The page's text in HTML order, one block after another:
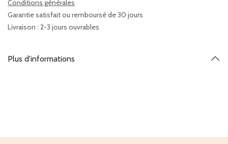
Conditions générales
Garantie satisfait ou remboursé de 30 jours
Livraison : 2-3 jours ouvrables
Plus d'informations